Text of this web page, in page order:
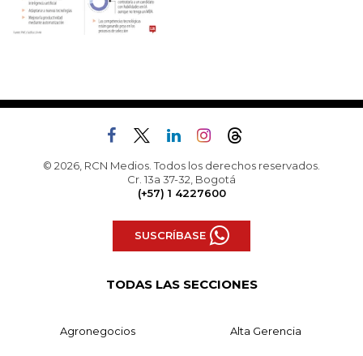
© 2026, RCN Medios. Todos los derechos reservados.
Cr. 13a 37-32, Bogotá
(+57) 1 4227600
SUSCRÍBASE
TODAS LAS SECCIONES
Agronegocios Alta Gerencia